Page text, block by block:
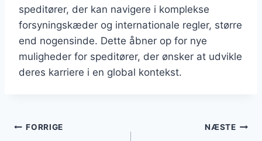
speditører, der kan navigere i komplekse
forsyningskæder og internationale regler, større
end nogensinde. Dette åbner op for nye
muligheder for speditører, der ønsker at udvikle
deres karriere i en global kontekst.
Indlægsnavigation
FORRIGE NÆSTE